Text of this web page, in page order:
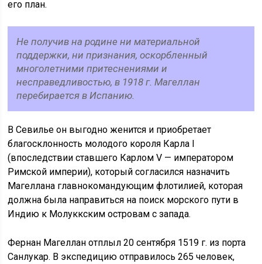
его план.
Не получив на родине ни материальной
поддержки, ни признания, оскорбленный
многолетними притеснениями и
несправедливостью, в 1918 г. Магеллан
перебирается в Испанию.
В Севилье он выгодно женится и приобретает
благосклонность молодого короля Карла I
(впоследствии ставшего Карлом V — императором
Римской империи), который согласился назначить
Магеллана главнокомандующим флотилией, которая
должна была направиться на поиск морского пути в
Индию к Молуккским островам с запада.
Фернан Магеллан отплыл 20 сентября 1519 г. из порта
Санлукар. В экспедицию отправилось 265 человек,